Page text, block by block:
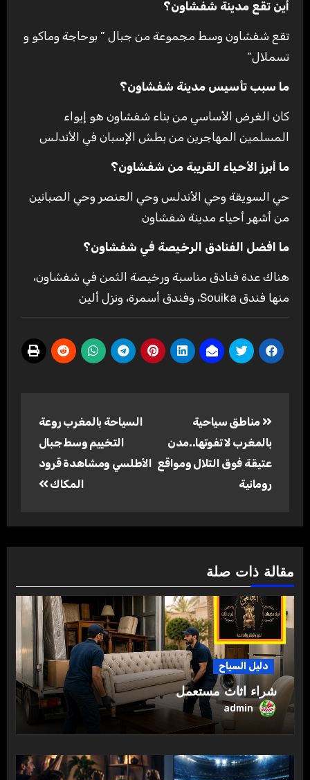
أين تقع مدينة شفشاون؟
تقع شفشاون وسط مجموعة من جبال ” بوحاجة وماكو و
تسملال”
ما سبب تأسيس مدينة شفشاون؟
كان الغرض الأساسي من بناء شفشاون هو إيواء
المسلمين المهاجرين من بطش الإسبان في الأندلس
ما أبرز الأحياء القريبة من شفشاون؟
حي السويقة وحي الأندلس وحي العنصر وحي الصبانين
من أشهر أحياء مدينة شفشاون
ما افضل الفنادق الرخيصة في شفشاون؟
هناك عدة فنادق مناسبة ورخيصة الثمن في شفشاون،
منها فندق Souika، وفندق أسمرة، ونزل ألين
المقالات
مناطق سياحية
بالمغرب لا تفوتها..مدن
عتيقة فوق التلال ومواقع
رومانية
السياحة بالمغرب روعة
التخييم وسط جبال
الأطلسي ومشاهدة قرود
المكاك
مقالة ذات صلة
دليل السياح
شراء اثاث مستعمل
admin